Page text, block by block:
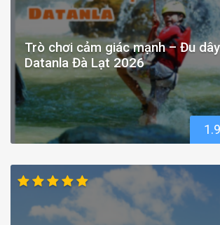
Trò chơi cảm giác mạnh – Đu
Datanla Đà Lạt 2026